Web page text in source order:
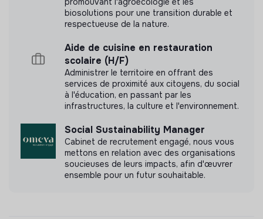
biosolutions pour une transition durable et
respectueuse de la nature.
Aide de cuisine en restauration
scolaire (H/F)
Administrer le territoire en offrant des
services de proximité aux citoyens, du social
à l'éducation, en passant par les
infrastructures, la culture et l'environnement.
Social Sustainability Manager
Cabinet de recrutement engagé, nous vous
mettons en relation avec des organisations
soucieuses de leurs impacts, afin d'œuvrer
ensemble pour un futur souhaitable.